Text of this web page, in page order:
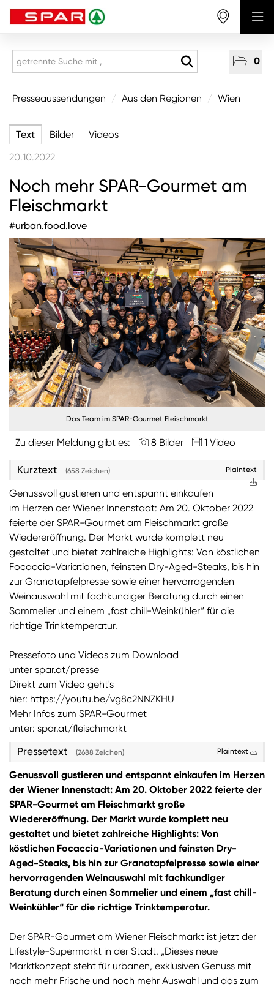
0
Presseaussendungen
Aus den Regionen
Tirol
Salzburg
Oberösterreich
Niederösterreich
Wien
Burgenland
Steiermark
Kärnten
Unternehmen
Nachhaltigkeit
Sie wollen unsere aktuellen Medienmitteilungen
einfach Ihre Daten in unseren
ein
ausschließlich für Medienkontakte und nicht für
Privatpersonen gedacht ist):
Zum Presseverteiler
Sie wollen Informationen über aktuelle Aktionen,
Produktneuheiten, attraktive Gewinnspiele uvm.
erhalten? Dann melden Sie sich zumSPAR
Newsletteran:
Presseaussendungen / Aus den Regionen / Wien
Text Bilder
Videos
20.10.2022
Noch mehr SPAR-Gourmet am
Fleischmarkt
#urban.food.love
Das Team im SPAR-Gourmet Fleischmarkt
Zu dieser Meldung gibt es: 8 Bilder 1 Video
Kurztext (658 Zeichen) Plaintext
Genussvoll gustieren und entspannt einkaufen
im Herzen der Wiener Innenstadt: Am 20. Oktober 2022
feierte der SPAR-Gourmet am Fleischmarkt große
Wiedereröffnung. Der Markt wurde komplett neu
gestaltet und bietet zahlreiche Highlights: Von köstlichen
Focaccia-Variationen, feinsten Dry-Aged-Steaks, bis hin
zur Granatapfelpresse sowie einer hervorragenden
Weinauswahl mit fachkundiger Beratung durch einen
Sommelier und einem „fast chill-Weinkühler“ für die
richtige Trinktemperatur.
Pressefoto und Videos zum Download
unter spar.at/presse
Direkt zum Video geht's
hier: https://youtu.be/vg8c2NNZKHU
Mehr Infos zum SPAR-Gourmet
unter: spar.at/fleischmarkt
Pressetext (2688 Zeichen) Plaintext
Genussvoll gustieren und entspannt einkaufen im Herzen
der Wiener Innenstadt: Am 20. Oktober 2022 feierte der
SPAR-Gourmet am Fleischmarkt große
Wiedereröffnung. Der Markt wurde komplett neu
gestaltet und bietet zahlreiche Highlights: Von
köstlichen Focaccia-Variationen und feinsten Dry-
Aged-Steaks, bis hin zur Granatapfelpresse sowie einer
hervorragenden Weinauswahl mit fachkundiger
Beratung durch einen Sommelier und einem „fast chill-
Weinkühler“ für die richtige Trinktemperatur.
Der SPAR-Gourmet am Wiener Fleischmarkt ist jetzt der
Lifestyle-Supermarkt in der Stadt. „Dieses neue
Marktkonzept steht für urbanen, exklusiven Genuss mit
noch mehr Frische und noch mehr Auswahl und das zum